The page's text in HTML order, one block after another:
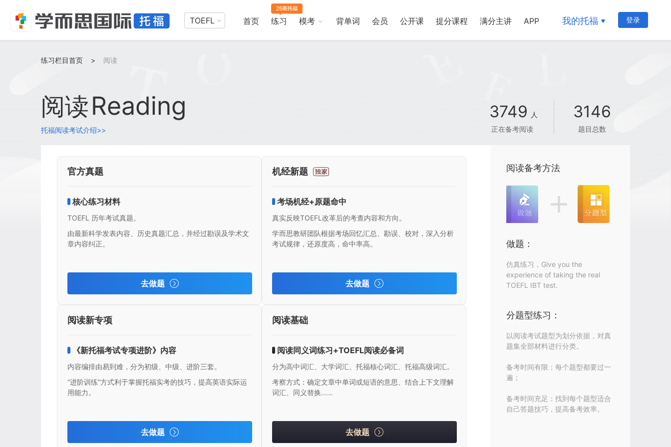
TOEFL 首页 练习 模考 背单词 会员 公开课 提分课程 满分主讲 APP 我的托福 登录
练习栏目首页 > 阅读
阅读Reading
托福阅读考试介绍>>
3749
人
正在备考阅读
3146
题目总数
官方真题
核心练习材料
TOEFL 历年考试真题。
由最新科学发表内容、历史真题汇总，并经过勘误及学术文
章内容纠正。
去做题
机经新题
考场机经+原题命中
真实反映TOEFL改革后的考查内容和方向。
学而思教研团队根据考场回忆汇总、勘误、校对，深入分析
考试规律，还原度高，命中率高。
去做题
阅读新专项
《新托福考试专项进阶》内容
内容编排由易到难，分为初级、中级、进阶三套。
“进阶训练”方式利于掌握托福实考的技巧，提高英语实际运
用能力。
去做题
阅读基础
阅读同义词练习+TOEFL阅读必备词
分为高中词汇、大学词汇、托福核心词汇、托福高级词汇。
考察方式：确定文章中单词或短语的意思、结合上下文理解
词汇、同义替换……
去做题
阅读备考方法
做题：
仿真练习，Give you the
experience of taking the real
TOEFL IBT test.
分题型练习：
以阅读考试题型为划分依据，对真
题集全部材料进行分类。
备考时间有限：每个题型都要过一
遍；
备考时间充足：找到每个题型适合
自己答题技巧，提高备考效率。